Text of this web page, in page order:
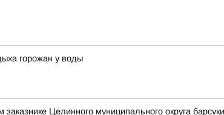
горожан у воды
Целинного муниципального округа